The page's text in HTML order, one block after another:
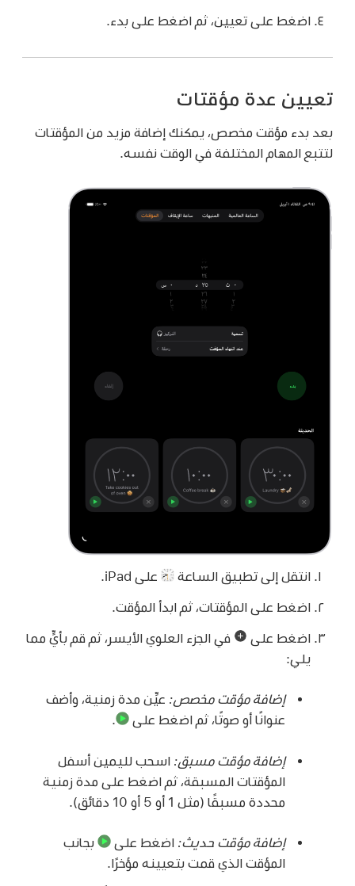
اضغط على تعيين، ثم اضغط على بدء.
تعيين عدة مؤقتات
بعد بدء مؤقت مخصص، يمكنك إضافة مزيد من المؤقتات
لتتبع المهام المختلفة في الوقت نفسه.
انتقل إلى تطبيق الساعة على iPad.
اضغط على المؤقتات، ثم ابدأ المؤقت.
اضغط على
في الجزء العلوي الأيسر، ثم قم بأيٍّ مما
يلي:
إضافة مؤقت مخصص: عيِّن مدة زمنية، وأضف
عنوانًا أو صوتًا، ثم اضغط على
إضافة مؤقت مسبق:اسحب لليمين أسفل
المؤقتات المسبقة، ثم اضغط على مدة زمنية
محددة مسبقًا (مثل 1 أو 5 أو 10 دقائق).
إضافة مؤقت حديث:اضغط على
بجانب
المؤقت الذي قمت بتعيينه مؤخرًا.